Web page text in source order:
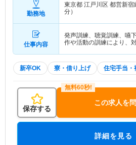
勤務地
東京都 江戸川区 都営新宿
分）
仕事内容
発声訓練、聴覚訓練、嚥
作や活動の訓練により、
新卒OK 寮・借り上げ 住宅手当・
保存する
この求人を
詳細を見る